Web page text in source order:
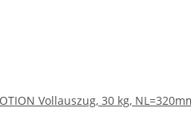
Vollauszug, 30 kg,